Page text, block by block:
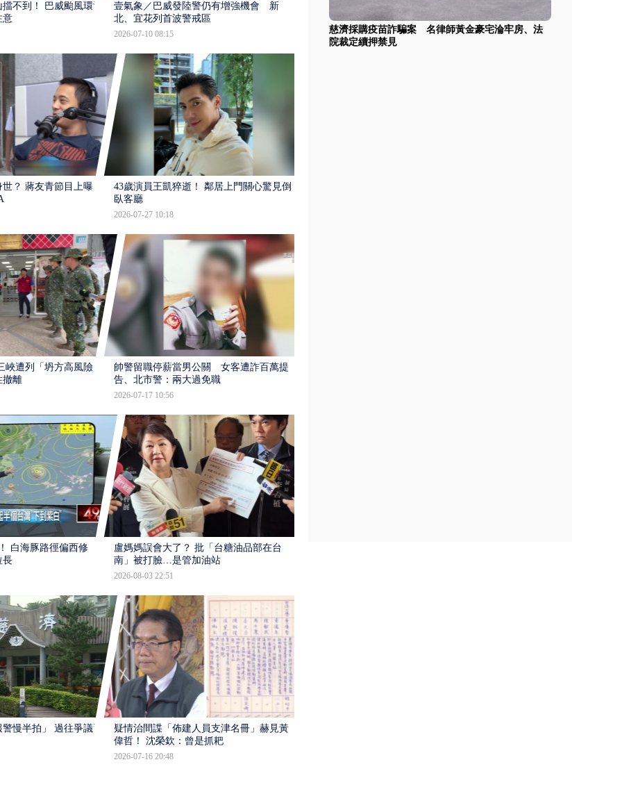
不到！ 巴威颱風環流
意
壹氣象／巴威發陸警仍有增強機會 新
北、宜花列首波警戒區
2026-07-10 08:15
？ 蔣友青節目上曝：
43歲演員王凱猝逝！ 鄰居上門關心驚見倒
臥客廳
2026-07-27 10:18
遭列「坍方高風險」
離
帥警留職停薪當男公關 女客遭詐百萬提
告、北市警：兩大過免職
2026-07-17 10:56
白海豚路徑偏西修
長
盧媽媽誤會大了？ 批「台糖油品部在台
南」被打臉…是管加油站
2026-08-03 22:51
慢半拍」 過往爭議遭
疑情治間諜「佈建人員支津名冊」赫見黃
偉哲！ 沈榮欽：曾是抓耙
2026-07-16 20:48
慈濟採購疫苗詐騙案 名律師黃金豪宅淪牢房、法
院裁定續押禁見